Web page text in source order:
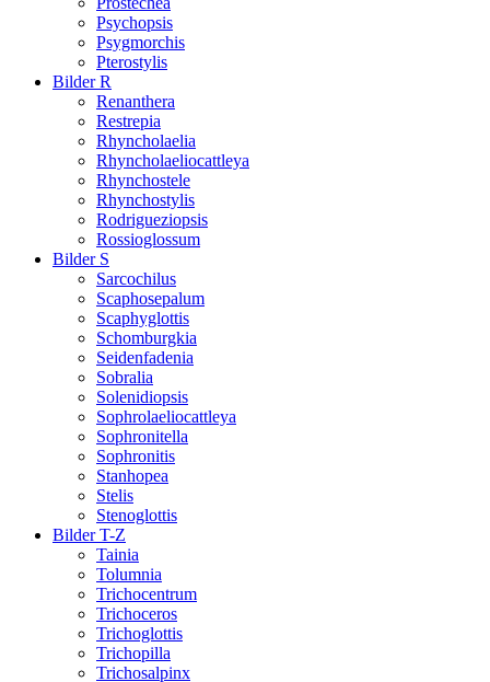
Psychopsis
Psygmorchis
Pterostylis
Bilder R
Renanthera
Restrepia
Rhyncholaelia
Rhyncholaeliocattleya
Rhynchostele
Rhynchostylis
Rodrigueziopsis
Rossioglossum
Bilder S
Sarcochilus
Scaphosepalum
Scaphyglottis
Schomburgkia
Seidenfadenia
Sobralia
Solenidiopsis
Sophrolaeliocattleya
Sophronitella
Sophronitis
Stanhopea
Stelis
Stenoglottis
Bilder T-Z
Tainia
Tolumnia
Trichocentrum
Trichoceros
Trichoglottis
Trichopilla
Trichosalpinx